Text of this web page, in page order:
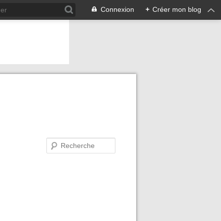
Connexion + Créer mon blog